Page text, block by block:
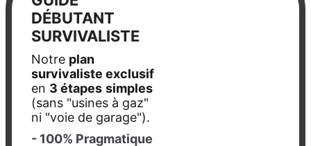
DÉBUTANT
SURVIVALISTE
Notre plan
survivaliste exclusif
en 3 étapes simples
(sans "usines à gaz"
ni "voie de garage").
- 100% Pragmatique